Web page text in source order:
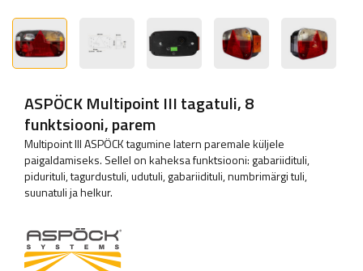
ASPÖCK Multipoint III tagatuli, 8
funktsiooni, parem
Multipoint III ASPÖCK tagumine latern paremale küljele
paigaldamiseks. Sellel on kaheksa funktsiooni: gabariidituli,
pidurituli, tagurdustuli, udutuli, gabariidituli, numbrimärgi tuli,
suunatuli ja helkur.